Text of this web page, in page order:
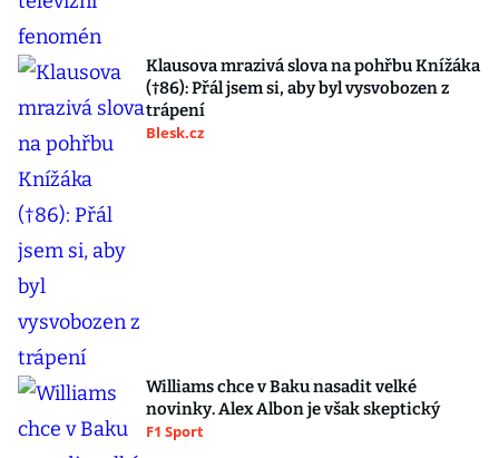
Klausova mrazivá slova na pohřbu Knížáka
(†86): Přál jsem si, aby byl vysvobozen z
trápení
Blesk.cz
Williams chce v Baku nasadit velké
novinky. Alex Albon je však skeptický
F1 Sport